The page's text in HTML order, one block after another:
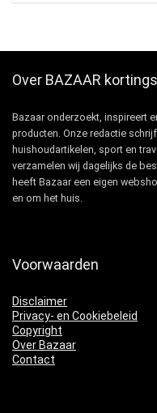
Over BAZAAR
Bazaar onderzoekt, inspireert
producten. Onze redactie
huishoudartikelen, sport en
verzamelen wij dagelijks de
heeft Bazaar een eigen
en om het huis.
Voorwaarden
Disclaimer
Privacy- en Cookiebeleid
Copyright
Over Bazaar
Contact